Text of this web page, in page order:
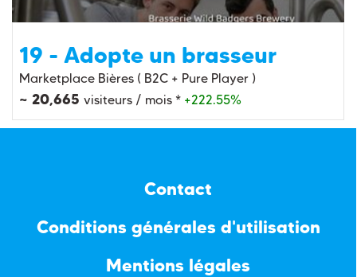
19 - Adopte un brasseur
Marketplace Bières ( B2C + Pure Player )
~ 20,665 visiteurs / mois * +222.55%
Contact
Conditions générales d'utilisation
Mentions légales